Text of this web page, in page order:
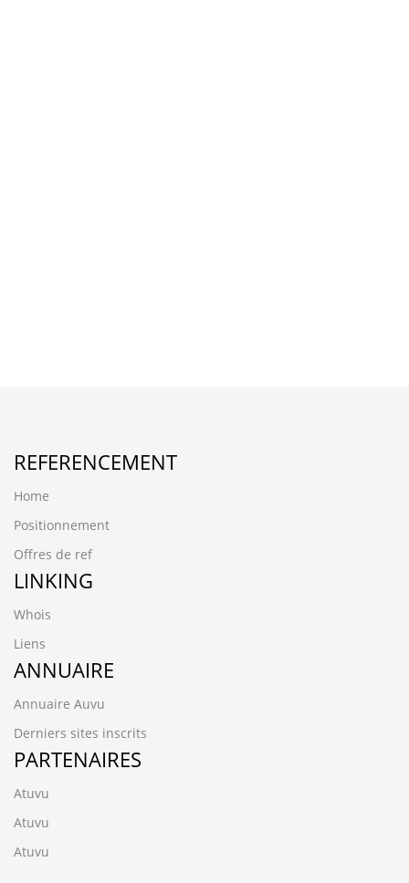
REFERENCEMENT
Home
Positionnement
Offres de ref
LINKING
Whois
Liens
ANNUAIRE
Annuaire Auvu
Derniers sites inscrits
PARTENAIRES
Atuvu
Atuvu
Atuvu